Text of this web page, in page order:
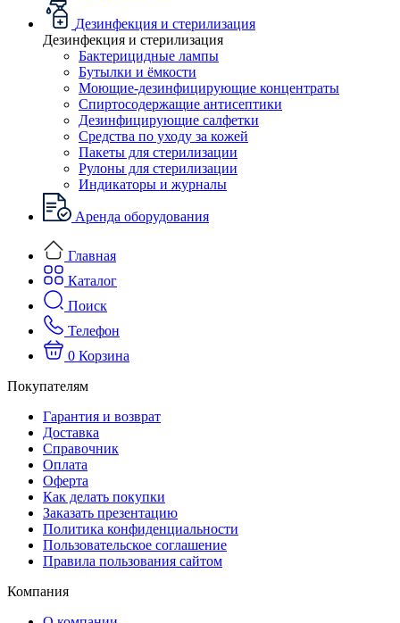
Дезинфекция и стерилизация
Дезинфекция и стерилизация
Бактерицидные лампы
Бутылки и ёмкости
Моющие-дезинфицирующие концентраты
Спиртосодержащие антисептики
Дезинфицирующие салфетки
Средства по уходу за кожей
Пакеты для стерилизации
Рулоны для стерилизации
Индикаторы и журналы
Аренда оборудования
Главная
Каталог
Поиск
Телефон
0 Корзина
Покупателям
Гарантия и возврат
Доставка
Справочник
Оплата
Оферта
Как делать покупки
Заказать презентацию
Политика конфиденциальности
Пользовательское соглашение
Правила пользования сайтом
Компания